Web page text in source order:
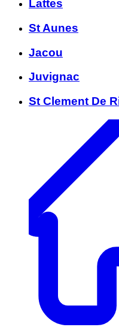
Lattes
St Aunes
Jacou
Juvignac
St Clement De